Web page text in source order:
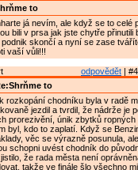
to
já nevím, ale když se to celé
bili v prsa jak jste chytře přinutili
skončí a nyní se zase
vaší vůli!!!
odpovědět |
to
rozkopání chodníku byla v radě
jezdil a tvrdil, že nádrže je
prorezivění, únik zbytků ropných
byl, kdo to zaplatí. Když se
věc se výrazně posunula,
schopni uvést chodník do
že rada města není
takže ve finále šlo všechno